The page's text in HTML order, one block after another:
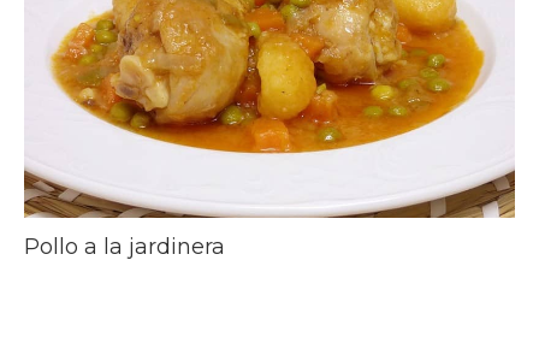
Pollo a la jardinera